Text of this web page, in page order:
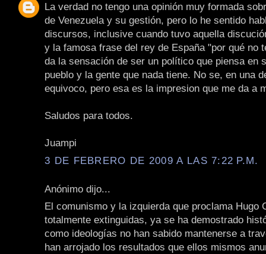
La verdad no tengo una opinión muy formada
de Venezuela y su gestión, pero lo he sentido
discursos, inclusive cuando tuvo aquella
y la famosa frase del rey de España "por qué no
da la sensación de ser un político que piensa en
pueblo y la gente que nada tiene. No se, en una
equivoco, pero esa es la impresion que me da a
Saludos para todos.
Juampi
3 DE FEBRERO DE 2009 A LAS 7:22 P.M.
Anónimo dijo...
El comunismo y la izquierda que proclama Hugo
totalmente extinguidas, ya se ha demostrado
como ideologías no han sabido mantenerse a
han arrojado los resultados que ellos mismos